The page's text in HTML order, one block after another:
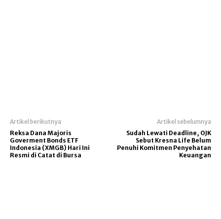
Artikel berikutnya
Reksa Dana Majoris
Goverment Bonds ETF
Indonesia (XMGB) Hari Ini
Resmi di Catat di Bursa
Artikel sebelumnya
Sudah Lewati Deadline, OJK
Sebut Kresna Life Belum
Penuhi Komitmen Penyehatan
Keuangan